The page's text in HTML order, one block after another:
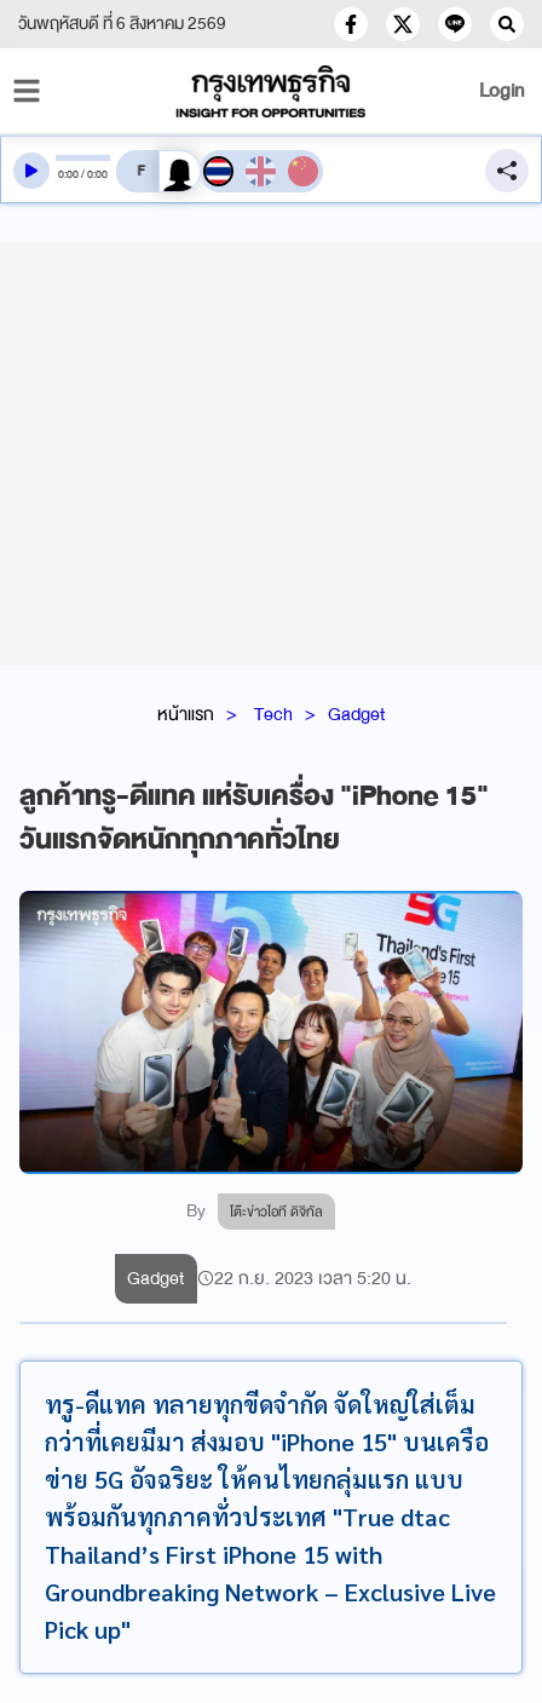
วันพฤหัสบดี ที่ 6 สิงหาคม 2569
Login
หน้าแรก Tech Gadget
ลูกค้าทรู-ดีแทค แห่รับเครื่อง "iPhone 15"
วันแรกจัดหนักทุกภาคทั่วไทย
By โต๊ะข่าวไอที ดิจิทัล
0:00/0:00 สลับเสียงอ่าน
Gadget 22 ก.ย. 2023 เวลา 5:20 น.
ทรู-ดีแทค ทลายทุกขีดจำกัด จัดใหญ่ใส่เต็ม
กว่าที่เคยมีมา ส่งมอบ "iPhone 15" บนเครือ
ข่าย 5G อัจฉริยะ ให้คนไทยกลุ่มแรก แบบ
พร้อมกันทุกภาคทั่วประเทศ "True dtac
Thailand’s First iPhone 15 with
Groundbreaking Network – Exclusive Live
Pick up"